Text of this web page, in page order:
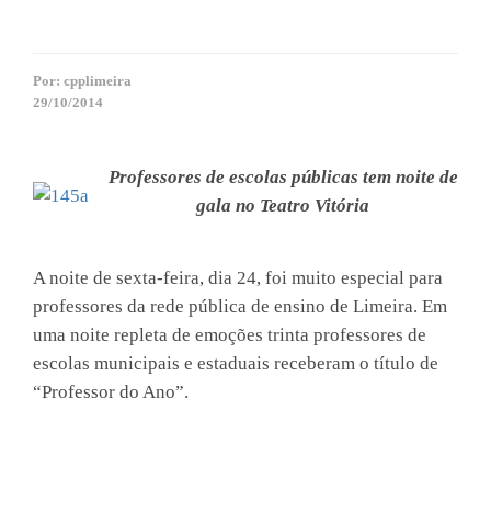
Por: cpplimeira
29/10/2014
Professores de escolas públicas tem noite de
gala no Teatro Vitória
A noite de sexta-feira, dia 24, foi muito especial para
professores da rede pública de ensino de Limeira. Em
uma noite repleta de emoções trinta professores de
escolas municipais e estaduais receberam o título de
“Professor do Ano”.